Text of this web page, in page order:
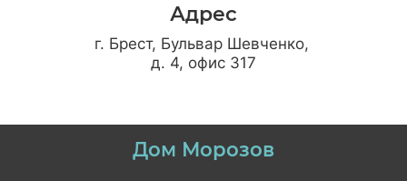
Адрес
г. Брест, Бульвар Шевченко,
д. 4, офис 317
Дом Морозов